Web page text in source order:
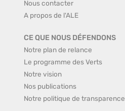
Nous contacter
A propos de l'ALE
CE QUE NOUS DÉFENDONS
Notre plan de relance
Le programme des Verts
Notre vision
Nos publications
Notre politique de transparence